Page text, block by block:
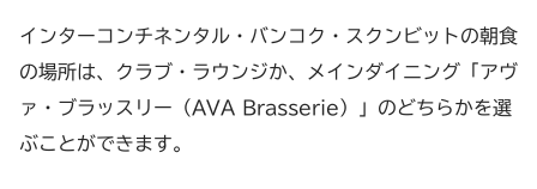
インターコンチネンタル・バンコク・スクンビットの朝食
の場所は、クラブ・ラウンジか、メインダイニング「アヴ
ァ・ブラッスリー（AVA Brasserie）」のどちらかを選
ぶことができます。